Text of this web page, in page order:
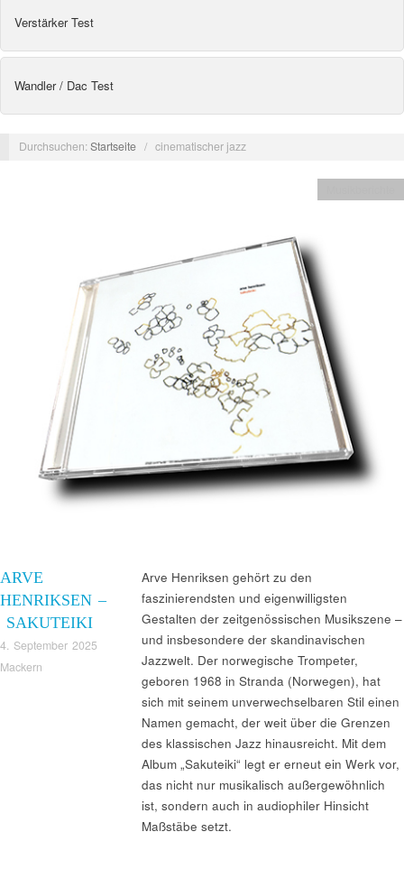
Verstärker Test
Wandler / Dac Test
Durchsuchen:Startseite / cinematischer jazz
ARVE
HENRIKSEN –
SAKUTEIKI
4. September 2025
Mackern
Arve Henriksen gehört zu den
faszinierendsten und eigenwilligsten
Gestalten der zeitgenössischen Musikszene –
und insbesondere der skandinavischen
Jazzwelt. Der norwegische Trompeter,
geboren 1968 in Stranda (Norwegen), hat
sich mit seinem unverwechselbaren Stil einen
Namen gemacht, der weit über die Grenzen
des klassischen Jazz hinausreicht. Mit dem
Album „Sakuteiki“ legt er erneut ein Werk vor,
das nicht nur musikalisch außergewöhnlich
ist, sondern auch in audiophiler Hinsicht
Maßstäbe setzt.